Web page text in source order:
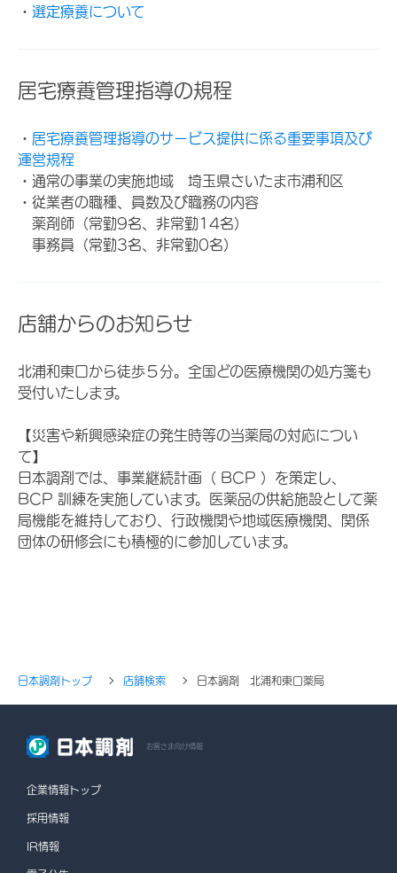
・ 選定療養について
居宅療養管理指導の規程
・ 居宅療養管理指導のサービス提供に係る重要事項及び
運営規程
・通常の事業の実施地域 埼玉県さいたま市浦和区
・従業者の職種、員数及び職務の内容
薬剤師（常勤9名、非常勤14名）
事務員（常勤3名、非常勤0名）
店舗からのお知らせ
北浦和東口から徒歩５分。全国どの医療機関の処方箋も
受付いたします。
【災害や新興感染症の発生時等の当薬局の対応につい
て】
日本調剤では、事業継続計画（ BCP ）を策定し、
BCP 訓練を実施しています。医薬品の供給施設として薬
局機能を維持しており、行政機関や地域医療機関、関係
団体の研修会にも積極的に参加しています。
日本調剤トップ 店舗検索 日本調剤 北浦和東口薬局
お客さま向け情報
企業情報トップ
採用情報
IR情報